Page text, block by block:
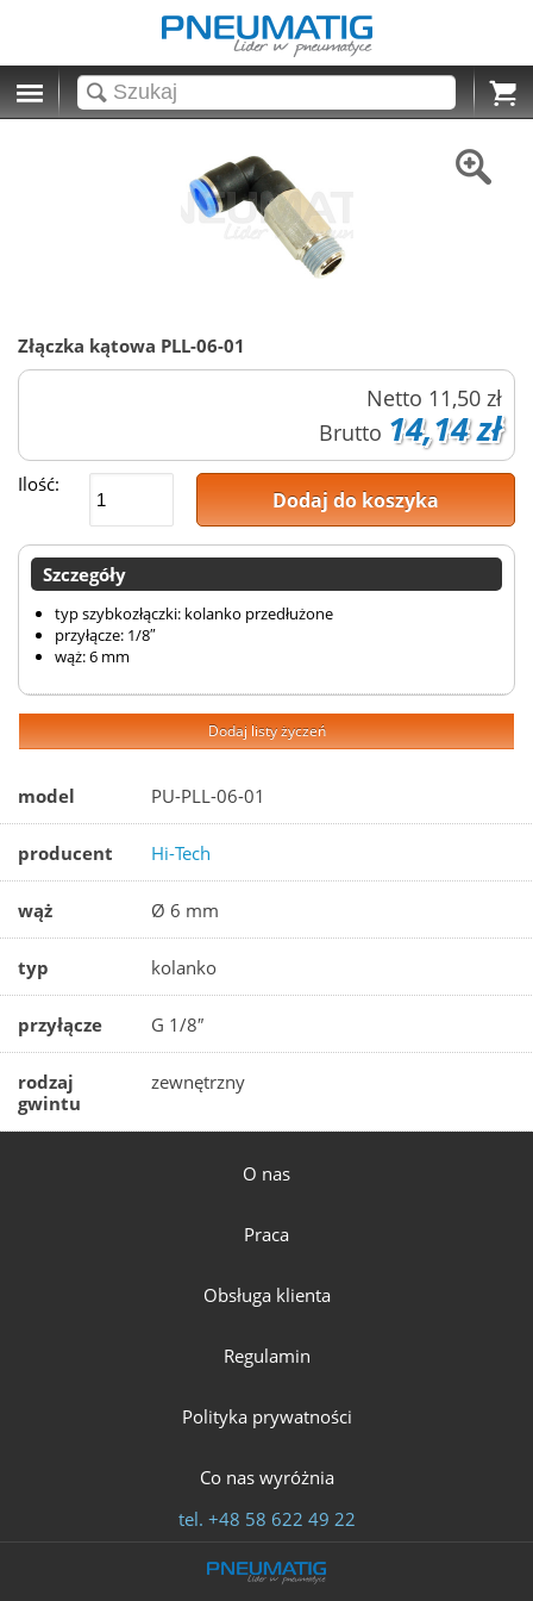
Cart
Złączka kątowa PLL-06-01
Netto 11,50 zł
Brutto 14,14 zł
Ilość:
Dodaj do koszyka
Szczegóły
typ szybkozłączki: kolanko przedłużone
przyłącze: 1/8″
wąż: 6 mm
Dodaj listy życzeń
model PU-PLL-06-01
producent Hi-Tech
wąż Ø 6 mm
typ kolanko
przyłącze G 1/8″
rodzaj
gwintu
zewnętrzny
O nas
Praca
Obsługa klienta
Regulamin
Polityka prywatności
Co nas wyróżnia
tel. +48 58 622 49 22